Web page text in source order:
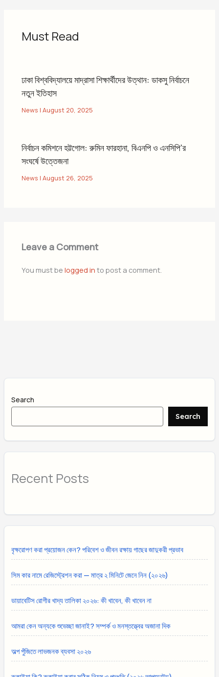
Must Read
ঢাকা বিশ্ববিদ্যালয়ে মাদ্রাসা শিক্ষার্থীদের উত্থান: ডাকসু নির্বাচনে
নতুন ইতিহাস
News |August 20, 2025
নির্বাচন কমিশনে হট্টগোল: রুমিন ফারহানা, বিএনপি ও এনসিপি’র
সংঘর্ষে উত্তেজনা
News |August 26, 2025
Leave a Comment
You must belogged in to post a comment.
Search
Search
Recent Posts
বৃক্ষরোপণ করা প্রয়োজন কেন? পরিবেশ ও জীবন রক্ষায় গাছের জাদুকরী প্রভাব
সিম কার নামে রেজিস্ট্রেশন করা — মাত্র ২ মিনিটে জেনে নিন (২০২৬)
ডায়াবেটিস রোগীর খাদ্য তালিকা ২০২৬: কী খাবেন, কী খাবেন না
আমরা কেন অন্যকে শুভেচ্ছা জানাই? সম্পর্ক ও মনস্তত্ত্বের অজানা দিক
অল্প পুঁজিতে লাভজনক ব্যবসা ২০২৬